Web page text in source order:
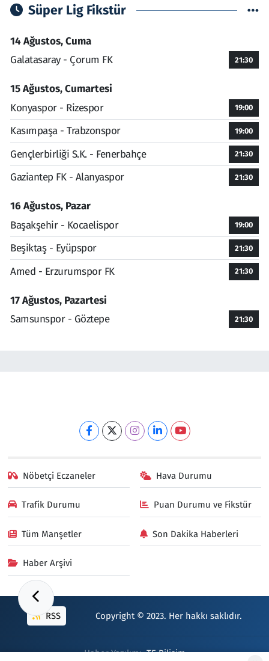
Süper Lig Fikstür
14 Ağustos, Cuma
Galatasaray - Çorum FK
21:30
15 Ağustos, Cumartesi
Konyaspor - Rizespor
19:00
Kasımpaşa - Trabzonspor 19:00
Gençlerbirliği S.K. - Fenerbahçe 21:30
Gaziantep FK - Alanyaspor 21:30
16 Ağustos, Pazar
Başakşehir - Kocaelispor
19:00
Beşiktaş - Eyüpspor 21:30
Amed - Erzurumspor FK 21:30
17 Ağustos, Pazartesi
Samsunspor - Göztepe
21:30
Nöbetçi Eczaneler Hava Durumu
Trafik Durumu Puan Durumu ve Fikstür
Tüm Manşetler Son Dakika Haberleri
Haber Arşivi
RSS Copyright © 2023. Her hakkı saklıdır.
Haber Yazılımı:TE Bilişim